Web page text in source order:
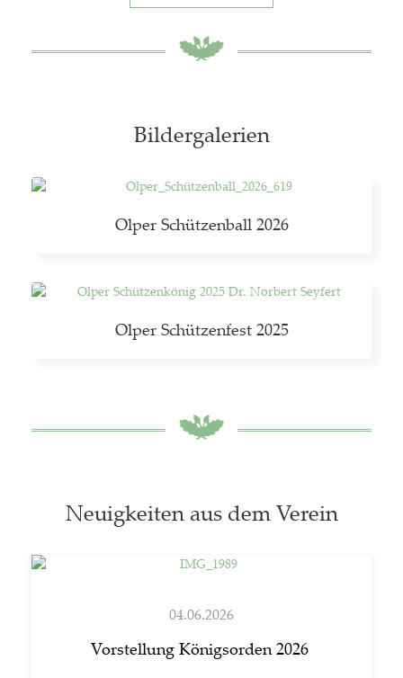
Bil­der­ga­le­rien
Olper Schüt­zen­ball 2026
Olper Schüt­zen­fest 2025
Neu­ig­kei­ten aus dem Verein
04.06.2026
Vor­stel­lung König­sor­den 2026